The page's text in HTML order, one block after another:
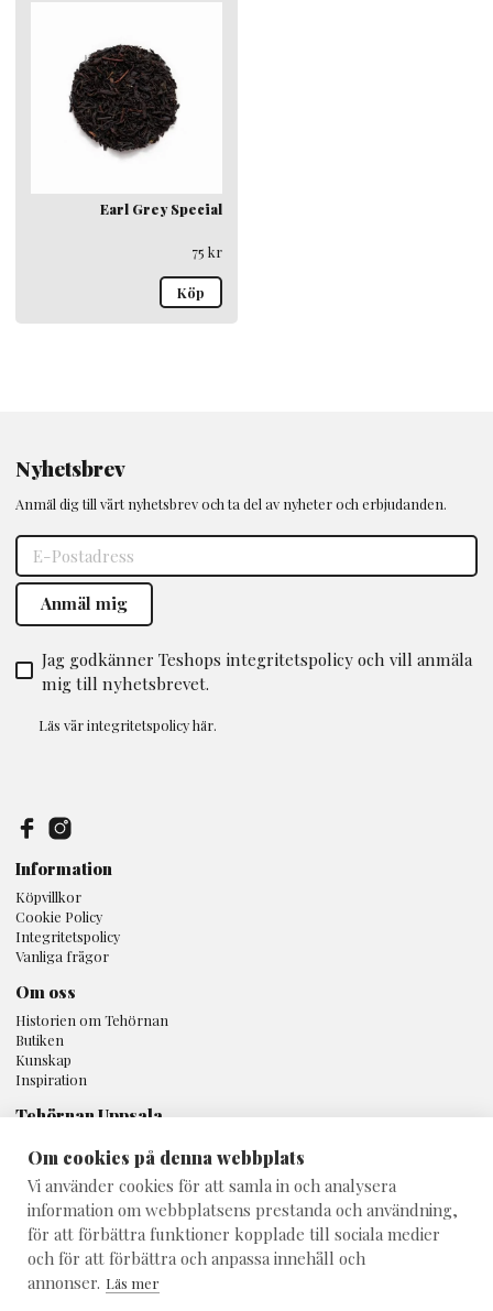
Earl Grey Special
75 kr
Köp
Nyhetsbrev
Anmäl dig till vårt nyhetsbrev och ta del av nyheter och erbjudanden.
Jag godkänner Teshops integritetspolicy och vill anmäla
mig till nyhetsbrevet.
Läs vårintegritetspolicyhär.
Om oss
Historien om Tehörnan
Butiken
Kunskap
Inspiration
Information
Köpvillkor
Cookie Policy
Integritetspolicy
Vanliga frågor
Tehörnan Uppsala
753 32 Uppsala
018 - 10 80 25
info@teshop.se
Om cookies på denna webbplats
Vi använder cookies för att samla in och analysera
information om webbplatsens prestanda och användning,
för att förbättra funktioner kopplade till sociala medier
och för att förbättra och anpassa innehåll och
annonser. Läs mer